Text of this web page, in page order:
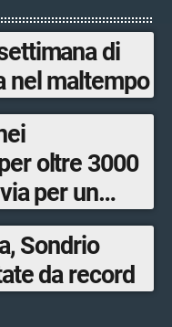
di
nel maltempo
oltre 3000
per un
Sondrio
da record